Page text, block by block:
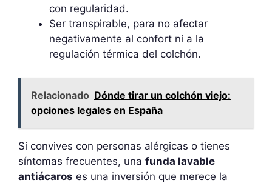
con regularidad.
Ser transpirable, para no afectar
negativamente al confort ni a la
regulación térmica del colchón.
Relacionado Dónde tirar un colchón viejo:
opciones legales en España
Si convives con personas alérgicas o tienes
síntomas frecuentes, una funda lavable
antiácaros es una inversión que merece la